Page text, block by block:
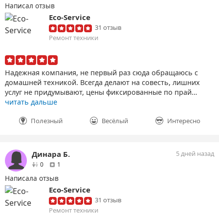
Написал отзыв
Eco-Service
31 отзыв
Ремонт техники
Надежная компания, не первый раз сюда обращаюсь с
домашней техникой. Всегда делают на совесть, лишних
услуг не придумывают, цены фиксированные по прай…
читать дальше
Полезный Весёлый Интересно
Динара Б.
0друзей1
5 дней назад
Написала отзыв
Eco-Service
31 отзыв
Ремонт техники